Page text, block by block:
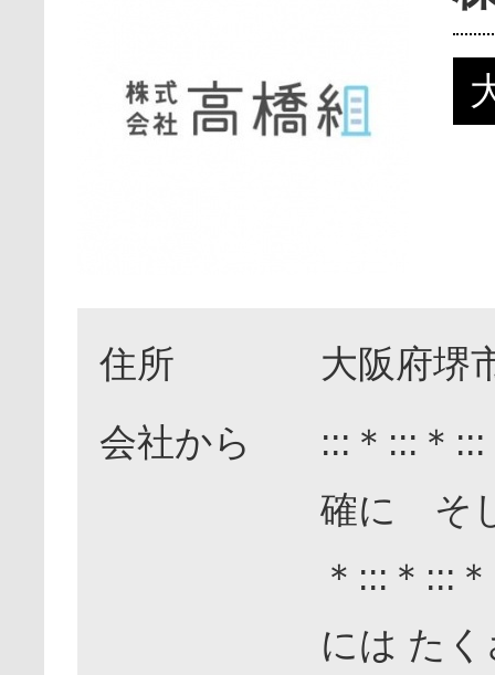
住所
大阪府堺
会社から
:::＊:::＊
確に そ
＊:::＊:::
には た